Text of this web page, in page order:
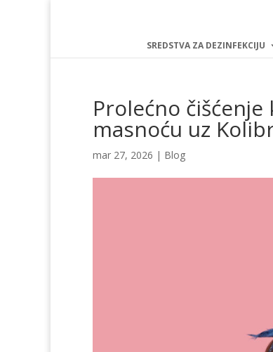
SREDSTVA ZA DEZINFEKCIJU
Prolećno
masnoću uz
mar 27, 2026 | Blog